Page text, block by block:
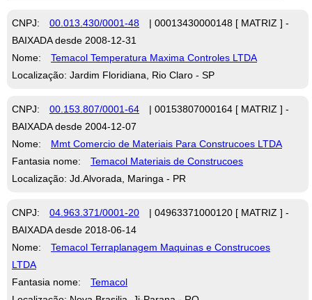
CNPJ: 00.013.430/0001-48
| 00013430000148 [ MATRIZ ] -
BAIXADA desde 2008-12-31
Nome:
Temacol Temperatura Maxima Controles LTDA
Localização: Jardim Floridiana, Rio Claro - SP
CNPJ: 00.153.807/0001-64
| 00153807000164 [ MATRIZ ] -
BAIXADA desde 2004-12-07
Nome:
Mmt Comercio de Materiais Para Construcoes LTDA
Fantasia nome:
Temacol Materiais de Construcoes
Localização: Jd.Alvorada, Maringa - PR
CNPJ: 04.963.371/0001-20
| 04963371000120 [ MATRIZ ] -
BAIXADA desde 2018-06-14
Nome:
Temacol Terraplanagem Maquinas e Construcoes
LTDA
Fantasia nome:
Temacol